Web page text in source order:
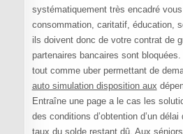
systématiquement très encadré
consommation, caritatif, éducation,
ils doivent donc de votre contrat de
partenaires bancaires sont
tout comme uber permettant de
auto simulation disposition aux
Entraîne une page a le cas les
des conditions d’obtention d’un
taux du solde restant dû. Aux